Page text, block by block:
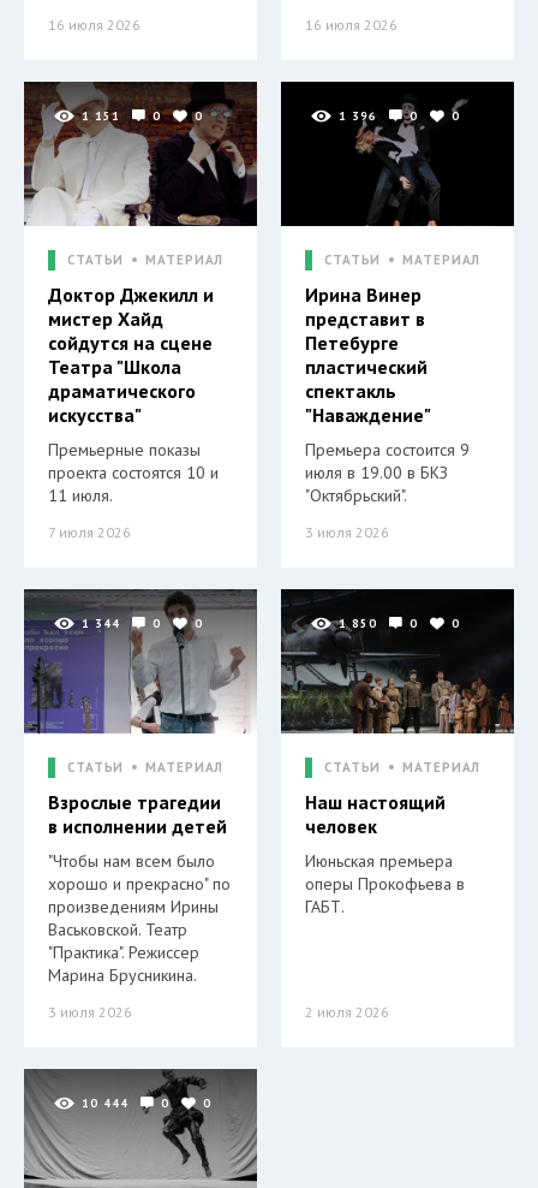
16 июля 2026 16 июля 2026
1 151 0 0
СТАТЬИ МАТЕРИАЛ
Доктор Джекилл и
мистер Хайд
сойдутся на сцене
Театра "Школа
драматического
искусства"
Премьерные показы
проекта состоятся 10 и
11 июля.
7 июля 2026
1 396 0 0
СТАТЬИ МАТЕРИАЛ
Ирина Винер
представит в
Петебурге
пластический
спектакль
"Наваждение"
Премьера состоится 9
июля в 19.00 в БКЗ
"Октябрьский".
3 июля 2026
1 344 0 0
СТАТЬИ МАТЕРИАЛ
Взрослые трагедии
в исполнении детей
"Чтобы нам всем было
хорошо и прекрасно" по
произведениям Ирины
Васьковской. Театр
"Практика". Режиссер
Марина Брусникина.
3 июля 2026
1 850 0 0
СТАТЬИ МАТЕРИАЛ
Наш настоящий
человек
Июньская премьера
оперы Прокофьева в
ГАБТ.
2 июля 2026
10 444 0 0